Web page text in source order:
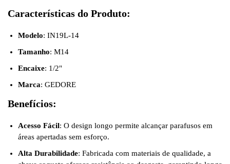
Características do Produto:
Modelo: IN19L-14
Tamanho: M14
Encaixe: 1/2"
Marca: GEDORE
Benefícios:
Acesso Fácil: O design longo permite alcançar parafusos em
áreas apertadas sem esforço.
Alta Durabilidade: Fabricada com materiais de qualidade, a